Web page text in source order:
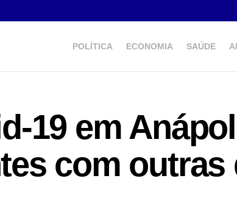
POLÍTICA ECONOMIA SAÚDE
19 em
com outras